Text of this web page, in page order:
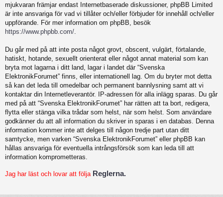
mjukvaran främjar endast Internetbaserade diskussioner, phpBB Limited
är inte ansvariga för vad vi tillåter och/eller förbjuder för innehåll och/eller
uppförande. För mer information om phpBB, besök
https://www.phpbb.com/
Du går med på att inte posta något grovt, obscent, vulgärt, förtalande,
hatiskt, hotande, sexuellt orienterat eller något annat material som kan
bryta mot lagarna i ditt land, lagar i landet där “Svenska
ElektronikForumet” finns, eller internationell lag. Om du bryter mot detta
så kan det leda till omedelbar och permanent bannlysning samt att vi
kontaktar din Internetleverantör. IP-adressen för alla inlägg sparas. Du går
med på att “Svenska ElektronikForumet” har rätten att ta bort, redigera,
flytta eller stänga vilka trådar som helst, när som helst. Som användare
godkänner du att all information du skriver in sparas i en databas. Denna
information kommer inte att delges till någon tredje part utan ditt
samtycke, men varken “Svenska ElektronikForumet” eller phpBB kan
hållas ansvariga för eventuella intrångsförsök som kan leda till att
information komprometteras.
Jag har läst och lovar att följa Reglerna.